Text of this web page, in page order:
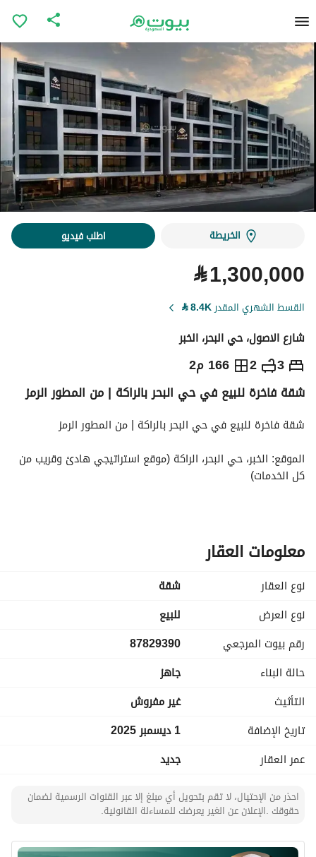
الخريطة اطلب فيديو
⃁1,300,000
القسط الشهري المقدر8.4K
⃁
شارع الاصول، حي البحر، الخبر
3
2 166 م2 ⃁
1,300,000
التفاصيل معلومات ترخيص الإعلان حاسبة التمويل
شقة فاخرة للبيع في حي البحر بالراكة | من المطور الرمز
شقة فاخرة للبيع في حي البحر بالراكة | من المطور الرمز
كل الخدمات)
عدد الغرف: 3 غرف نوم واسعة
دورات المياه: 2 دورة مياه بتشطيبات فندقية مودرن
الوصف:
حديدي واستغلال ذكي للمساحات مع إضاءة طبيعية ممتازة.
المميزات الإضافية:
التجارية
معلومات العقار
نوع العقار
شقة
نوع العرض
للبيع
رقم بيوت المرجعي
87829390
حالة البناء
جاهز
التأثيث
غير مفروش
تاريخ الإضافة
1 ديسمبر 2025
عمر العقار
جديد
احذر من الإحتيال، لا تقم بتحويل أي مبلغ إلا عبر القنوات الرسمية لضمان
حقوقك .الإعلان عن الغير يعرضك للمساءلة القانونية.